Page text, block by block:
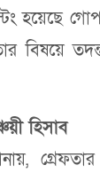
হয়েছে
বিষয়ে
হিসাব